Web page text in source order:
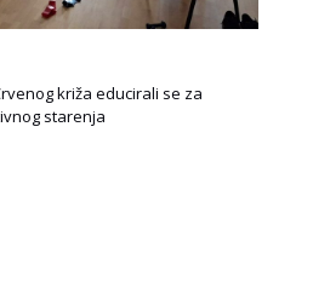
križa educirali se za
starenja